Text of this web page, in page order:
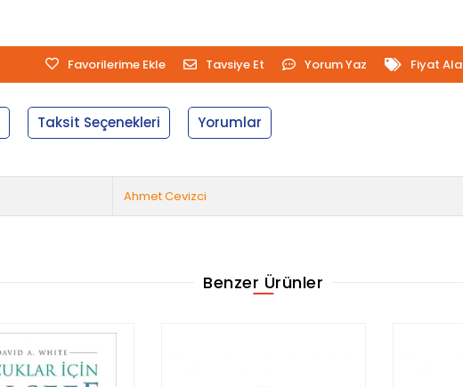
Favorilerime Ekle Tavsiye Et Yorum Yaz Fiyat
Taksit Seçenekleri Yorumlar
Ahmet Cevizci
Benzer Ürünler